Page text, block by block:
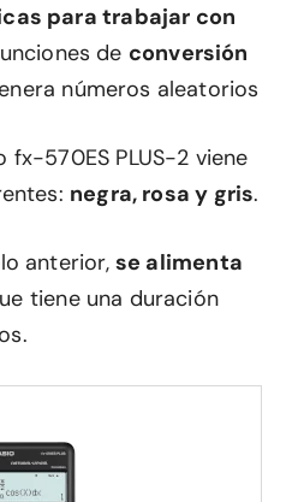
para trabajar con
de conversión
números aleatorios
fx-570ES PLUS-2 viene
negra, rosa y gris.
anterior, se alimenta
tiene una duración